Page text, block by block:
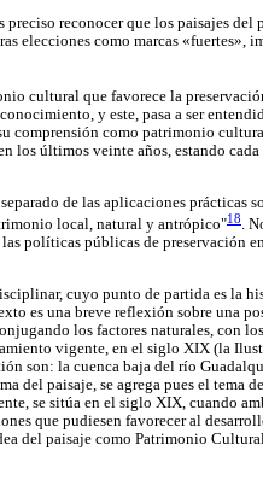
reconocer que los paisajes del
elecciones como marcas «fuertes»,
cultural que favorece la
y este, pasa a ser
comprensión como patrimonio
los últimos veinte años, estando cada
de las aplicaciones prácticas
local, natural y antrópico"18.
políticas públicas de preservación
cuyo punto de partida es la
es una breve reflexión sobre una
los factores naturales, con
vigente, en el siglo XIX (la
son: la cuenca baja del río
del paisaje, se agrega pues el tema
se sitúa en el siglo XIX, cuando
que pudiesen favorecer al
del paisaje como Patrimonio